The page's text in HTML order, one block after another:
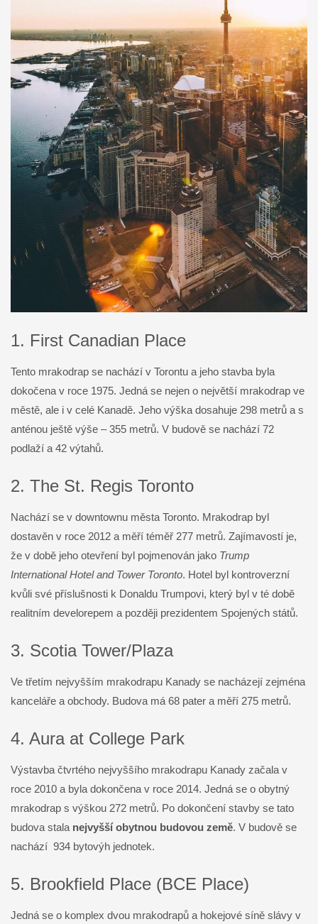
1. First Canadian Place
Tento mrakodrap se nachází v Torontu a jeho stavba byla
dokočena v roce 1975. Jedná se nejen o největší mrakodrap ve
městě, ale i v celé Kanadě. Jeho výška dosahuje 298 metrů a s
anténou ještě výše – 355 metrů. V budově se nachází 72
podlaží a 42 výtahů.
2. The St. Regis Toronto
Nachází se v downtownu města Toronto. Mrakodrap byl
dostavěn v roce 2012 a měří téměř 277 metrů. Zajímavostí je,
že v době jeho otevření byl pojmenován jako Trump
International Hotel and Tower Toronto. Hotel byl kontroverzní
kvůli své příslušnosti k Donaldu Trumpovi, který byl v té době
realitním develorepem a později prezidentem Spojených států.
3. Scotia Tower/Plaza
Ve třetím nejvyšším mrakodrapu Kanady se nacházejí zejména
kanceláře a obchody. Budova má 68 pater a měří 275 metrů.
4. Aura at College Park
Výstavba čtvrtého nejvyššího mrakodrapu Kanady začala v
roce 2010 a byla dokončena v roce 2014. Jedná se o obytný
mrakodrap s výškou 272 metrů. Po dokončení stavby se tato
budova stala nejvyšší obytnou budovou země. V budově se
nachází 934 bytovýh jednotek.
5. Brookfield Place (BCE Place)
Jedná se o komplex dvou mrakodrapů a hokejové síně slávy v